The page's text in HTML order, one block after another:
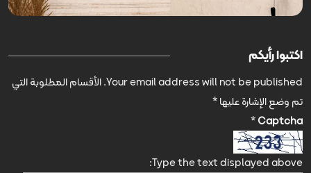
اكتبوا رأيكم
Your email address will not be published. الأقسام المطلوبة التي
تم وضع الإشارة عليها*
Captcha
*
Type the text displayed above: